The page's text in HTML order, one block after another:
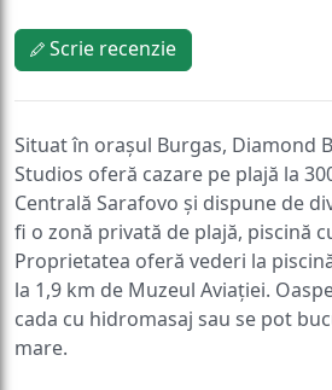
Scrie recenzie
Situat în orașul Burgas, Diamond
Studios oferă cazare pe plajă la
Centrală Sarafovo și dispune de
fi o zonă privată de plajă, piscină
Proprietatea oferă vederi la
la 1,9 km de Muzeul Aviației.
cada cu hidromasaj sau se pot
mare.